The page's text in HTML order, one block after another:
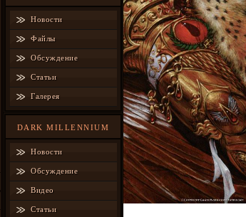
Новости
Файлы
Обсуждение
Статьи
Галерея
DARK MILLENNIUM
Новости
Обсуждение
Видео
Статьи